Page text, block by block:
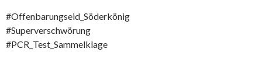
#Offenbarungseid_Söderkönig
#Superverschwörung
#PCR_Test_Sammelklage